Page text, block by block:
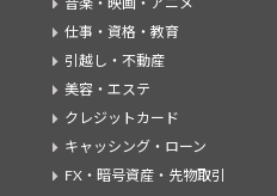
音楽・映画・アニメ
仕事・資格・教育
引越し・不動産
美容・エステ
クレジットカード
キャッシング・ローン
FX・暗号資産・先物取引